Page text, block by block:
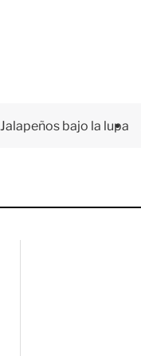
Jalapeños bajo la lupa